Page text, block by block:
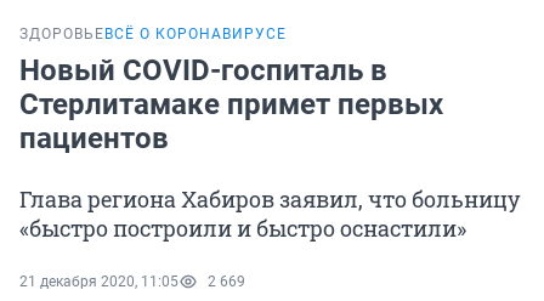
ЗДОРОВЬЕ ВСЁ О КОРОНАВИРУСЕ
Новый COVID-госпиталь в
Стерлитамаке примет первых
пациентов
Глава региона Хабиров заявил, что больницу
«быстро построили и быстро оснастили»
21 декабря 2020, 11:05 2 669